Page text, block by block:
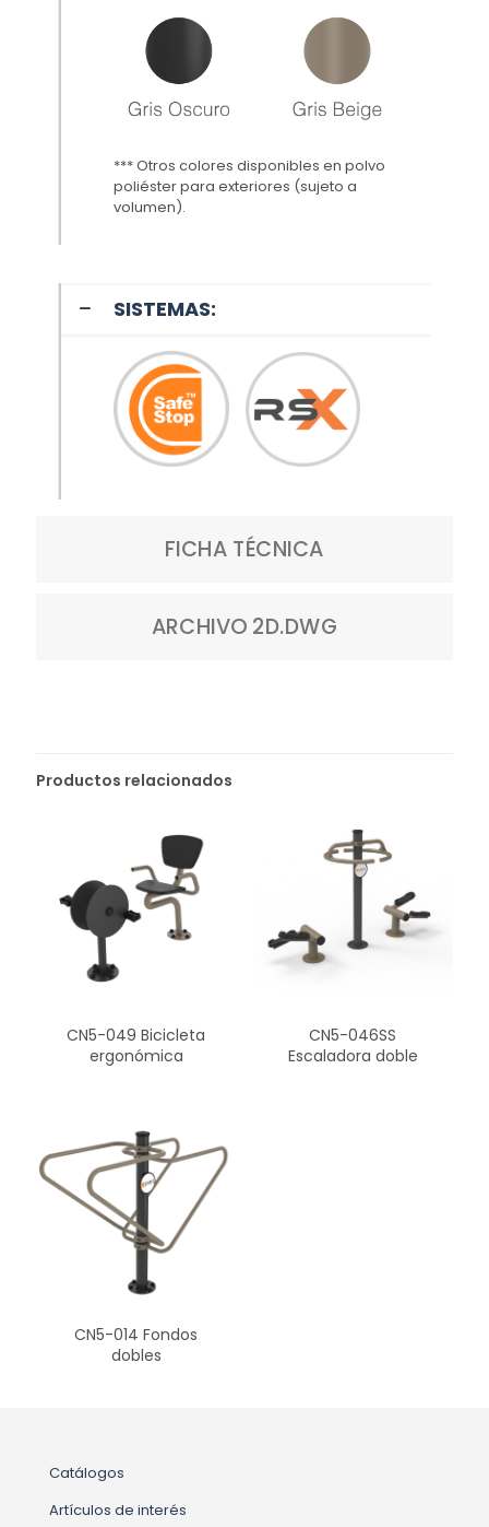
*** Otros colores disponibles en polvo
poliéster para exteriores (sujeto a
volumen).
SISTEMAS:
FICHA TÉCNICA
ARCHIVO 2D.DWG
Productos relacionados
CN5-049 Bicicleta
ergonómica
CN5-046SS
Escaladora doble
CN5-014 Fondos
dobles
Catálogos
Artículos de interés